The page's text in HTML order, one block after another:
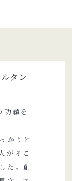
タン
功績を
かりと
がそこ
た。創